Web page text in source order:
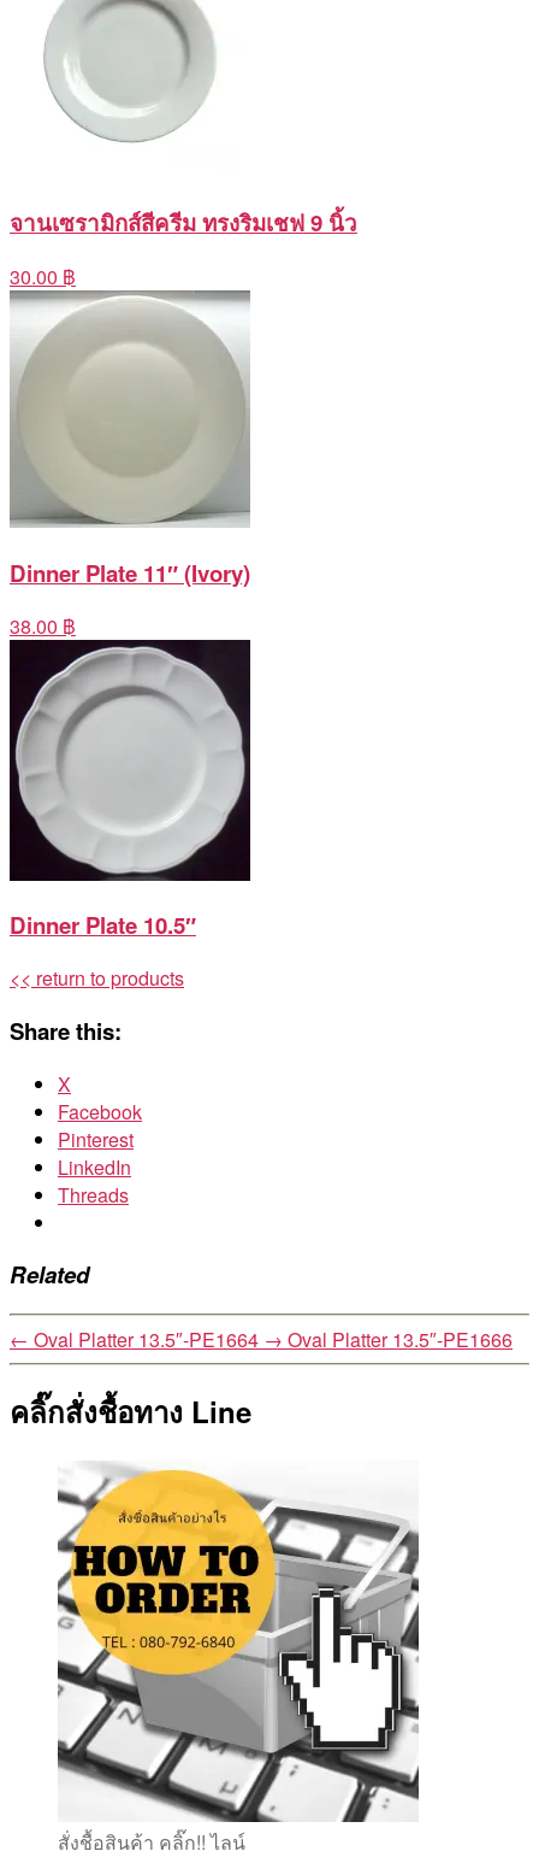
จานเซรามิกส์สีครีม ทรงริมเชฟ 9 นิ้ว
30.00 ฿
Dinner Plate 11″ (Ivory)
38.00 ฿
Dinner Plate 10.5″
<< return to products
Share this:
X
Facebook
Pinterest
LinkedIn
Threads
Related
← Oval Platter 13.5″-PE1664 → Oval Platter 13.5″-PE1666
คลิ๊กสั่งชื้อทาง Line
สั่งชื้อสินค้า คลิ๊ก!! ไลน์